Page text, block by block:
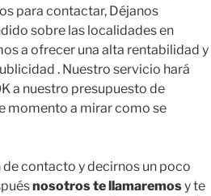
para contactar, Déjanos
sobre las localidades en
a ofrecer una alta rentabilidad y
. Nuestro servicio hará
a nuestro presupuesto de
momento a mirar como se
contacto y decirnos un poco
nosotros te llamaremosy te